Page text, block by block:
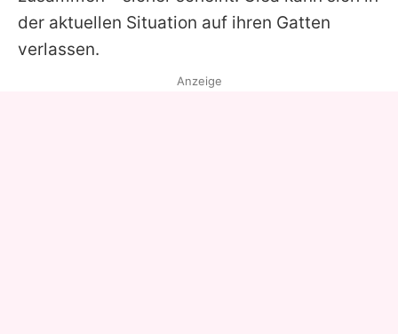
der aktuellen Situation auf ihren Gatten
verlassen.
Anzeige